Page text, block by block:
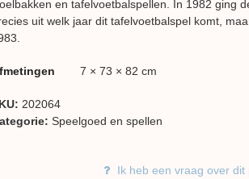
en tafelvoetbalspellen. In 1982 ging
uit welk jaar dit tafelvoetbalspel komt,
7 × 73 × 82 cm
202064
Speelgoed en spellen
Ik heb een vraag over dit